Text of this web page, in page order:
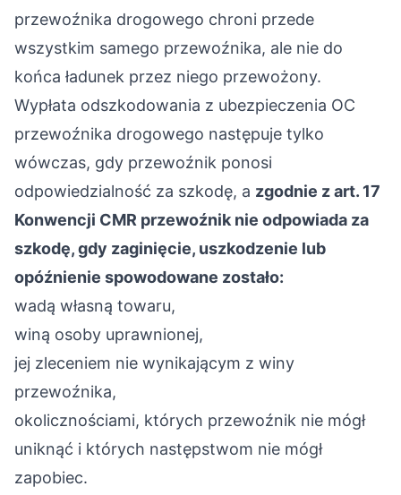
przewoźnika drogowego chroni przede
wszystkim samego przewoźnika, ale nie do
końca ładunek przez niego przewożony.
Wypłata odszkodowania z ubezpieczenia OC
przewoźnika drogowego następuje tylko
wówczas, gdy przewoźnik ponosi
odpowiedzialność za szkodę, a zgodnie z art. 17
Konwencji CMR przewoźnik nie odpowiada za
szkodę, gdy zaginięcie, uszkodzenie lub
opóźnienie spowodowane zostało:
wadą własną towaru,
winą osoby uprawnionej,
jej zleceniem nie wynikającym z winy
przewoźnika,
okolicznościami, których przewoźnik nie mógł
uniknąć i których następstwom nie mógł
zapobiec.